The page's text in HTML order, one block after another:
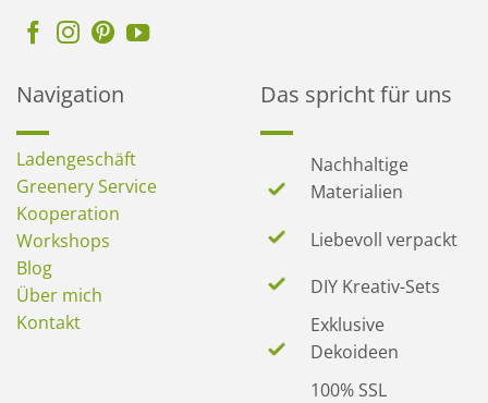
Navigation
Ladengeschäft
Greenery Service
Kooperation
Workshops
Blog
Über mich
Kontakt
Das spricht für uns
Nachhaltige
Materialien
Liebevoll verpackt
DIY Kreativ-Sets
Exklusive
Dekoideen
100% SSL